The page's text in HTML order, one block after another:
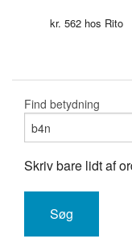
kr. 562hos Rito
Find betydning
Skriv bare lidt af